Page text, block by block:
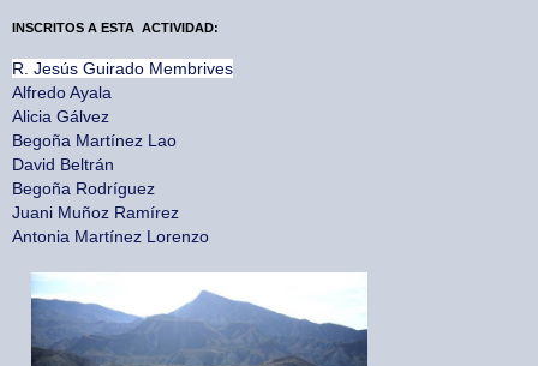
INSCRITOS A ESTA ACTIVIDAD:
R. Jesús Guirado Membrives
Alfredo Ayala
Alicia Gálvez
Begoña Martínez Lao
David Beltrán
Begoña Rodríguez
Juani Muñoz Ramírez
Antonia Martínez Lorenzo